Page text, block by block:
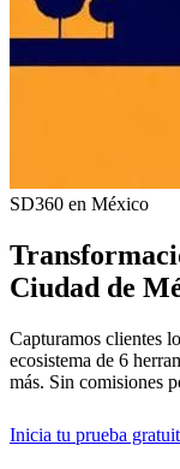
SD360 en México
Ciudad de
Capturamos clientes
ecosistema de 6
más. Sin comisiones
Inicia tu prueba